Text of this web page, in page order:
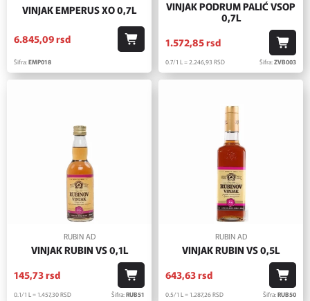
VINJAK EMPERUS XO 0,7L
6.845,09rsd
Šifra:EMP018
VINJAK PODRUM PALIĆ VSOP
0,7L
1.572,85rsd
0.7/1 L = 2.246,93 RSD Šifra:ZVB003
RUBIN AD
VINJAK RUBIN VS 0,1L
145,73rsd
0.1/1 L = 1.457,30RSD Šifra:RUB51
RUBIN AD
VINJAK RUBIN VS 0,5L
643,63rsd
0.5/1 L = 1.287,26RSD Šifra:RUB50